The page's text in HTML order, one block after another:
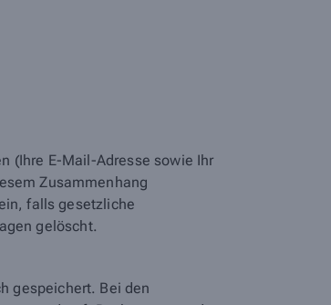
(Ihre E-Mail-Adresse sowie Ihr
Zusammenhang
falls gesetzliche
gelöscht.
gespeichert. Bei den